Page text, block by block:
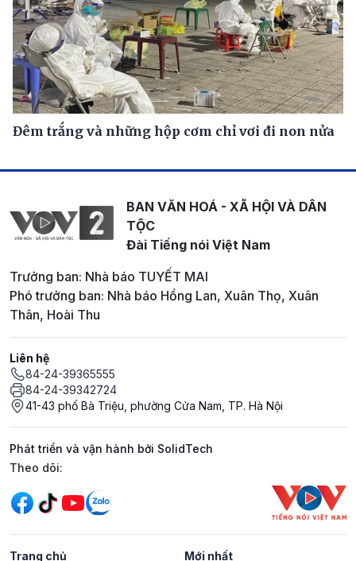
Đêm trắng và những hộp cơm chỉ vơi đi non nửa
BAN VĂN HOÁ - XÃ HỘI VÀ DÂN
TỘC
Đài Tiếng nói Việt Nam
Trưởng ban: Nhà báo TUYẾT MAI
Phó trưởng ban: Nhà báo Hồng Lan, Xuân Thọ, Xuân
Thân, Hoài Thu
Liên hệ
84-24-39365555
84-24-39342724
41-43 phố Bà Triệu, phường Cửa Nam, TP. Hà Nội
Phát triển và vận hành bởi SolidTech
Mạng xã hội
Theo dõi:
Trang chủ Mới nhất